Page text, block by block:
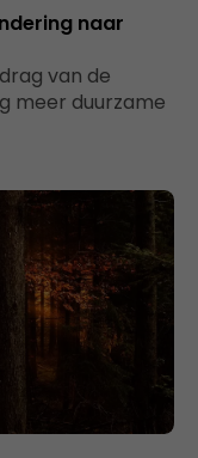
naar
van de
meer duurzame